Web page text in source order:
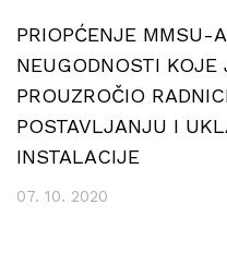
PRIOPĆENJE MMSU-
NEUGODNOSTI
PROUZROČIO
POSTAVLJANJU I
INSTALACIJE
07. 10. 2020